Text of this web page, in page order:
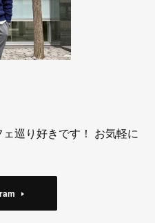
巡り好きです！ お気軽に